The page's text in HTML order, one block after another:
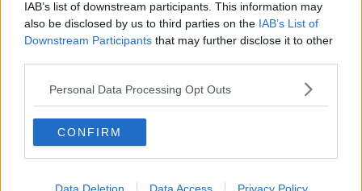
IAB’s list of downstream participants. This information may
also be disclosed by us to third parties on the IAB’s List of
Downstream Participants that may further disclose it to other
Personal Data Processing Opt Outs
CONFIRM
Ålborg har en hög densitet av barer i centrala Ålborg. Ni behöver
dock umgås med danskar.
2026-01-05, 21:13
DinoRex
Medlem
Citat:
Ursprungligen postat avGreveholmLeif
absolut vara normalsunkig, det är bara britterna som gör